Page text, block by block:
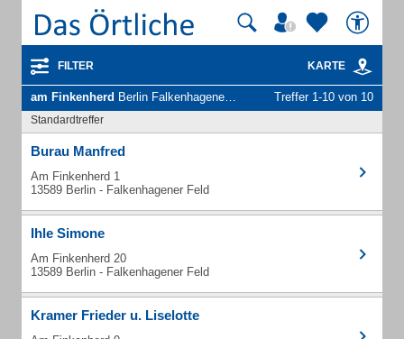
FILTER KARTE
am Finkenherd Berlin Falkenhagener Feld - Unternehmen und Personen Treffer 1-10 von 10
Standardtreffer
Burau Manfred
Am Finkenherd 1
13589 Berlin - Falkenhagener Feld
Ihle Simone
Am Finkenherd 20
13589 Berlin - Falkenhagener Feld
Kramer Frieder u. Liselotte